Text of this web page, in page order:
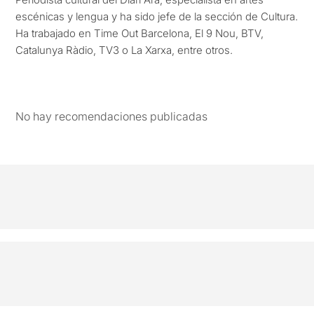
escénicas y lengua y ha sido jefe de la sección de Cultura.
Ha trabajado en Time Out Barcelona, ​​El 9 Nou, BTV,
Catalunya Ràdio, TV3 o La Xarxa, entre otros.
No hay recomendaciones publicadas